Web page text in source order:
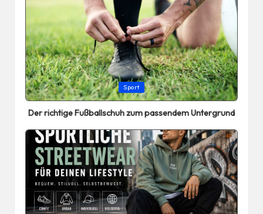
Posted
in
Sport
Der richtige Fußballschuh zum passendem Untergrund